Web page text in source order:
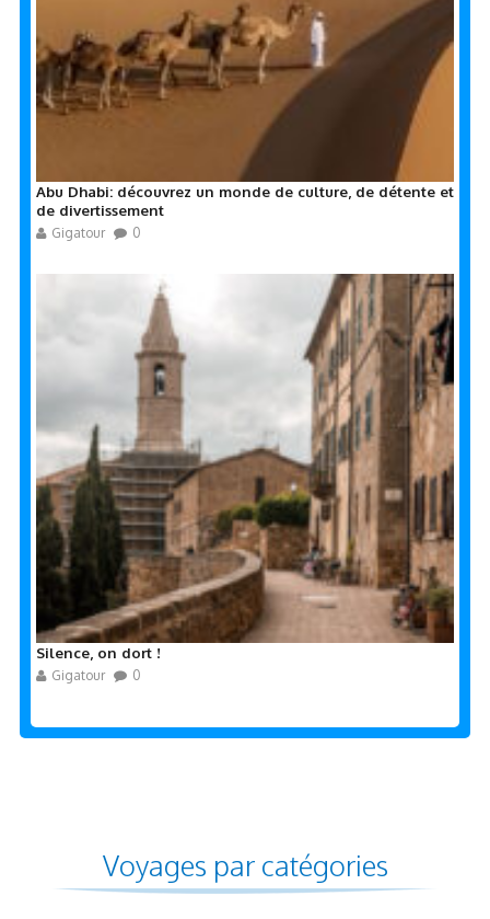
Abu Dhabi: découvrez un monde de culture, de détente et
de divertissement
Gigatour 0
Silence, on dort !
Gigatour 0
Voyages par catégories